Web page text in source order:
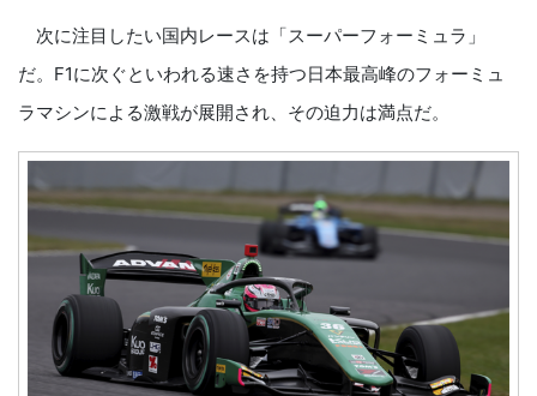
次に注目したい国内レースは「スーパーフォーミュラ」
だ。F1に次ぐといわれる速さを持つ日本最高峰のフォーミュ
ラマシンによる激戦が展開され、その迫力は満点だ。